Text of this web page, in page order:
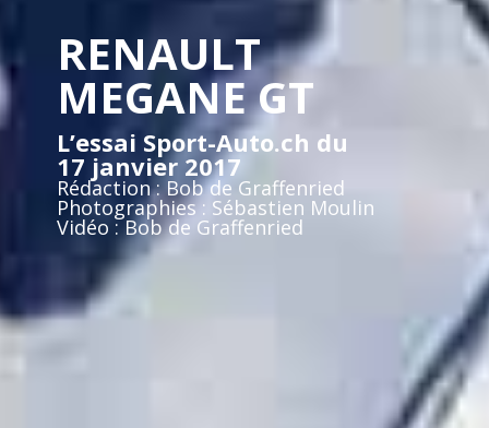
RENAULT
MEGANE GT
L’essai Sport-Auto.ch du
17 janvier 2017
Rédaction : Bob de Graffenried
Photographies : Sébastien Moulin
Vidéo : Bob de Graffenried